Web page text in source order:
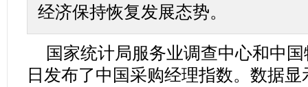
经济保持恢复发展态势。
国家统计局服务业调查中心和中
日发布了中国采购经理指数。数据